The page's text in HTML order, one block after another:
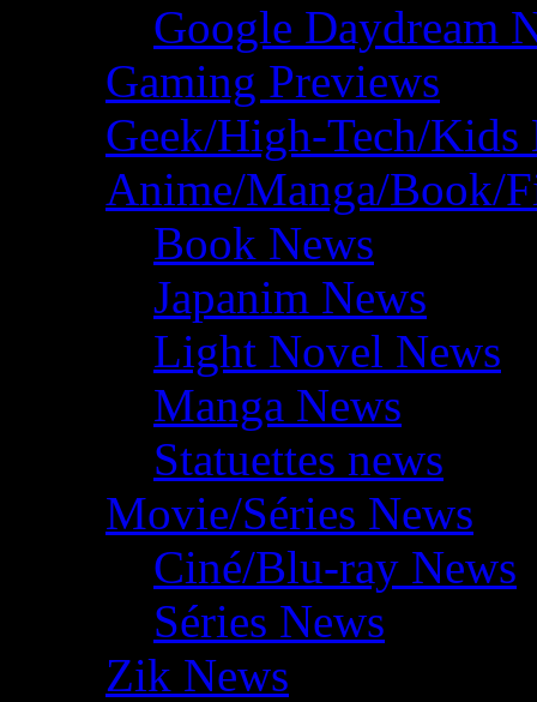
Google Daydream
Gaming Previews
Geek/High-Tech/Kids
Anime/Manga/Book/
Book News
Japanim News
Light Novel News
Manga News
Statuettes news
Movie/Séries News
Ciné/Blu-ray News
Séries News
Zik News